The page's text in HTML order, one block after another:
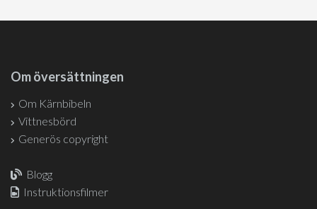
Om översättningen
Om Kärnbibeln
Vittnesbörd
Generös copyright
Blogg
Instruktionsfilmer